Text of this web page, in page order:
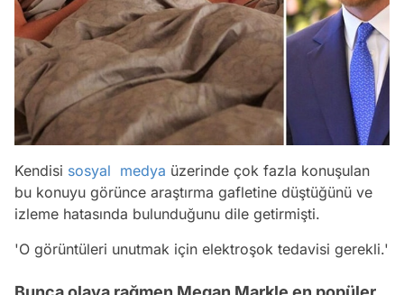
Kendisi sosyal medya üzerinde çok fazla konuşulan
bu konuyu görünce araştırma gafletine düştüğünü ve
izleme hatasında bulunduğunu dile getirmişti.
'O görüntüleri unutmak için elektroşok tedavisi gerekli.'